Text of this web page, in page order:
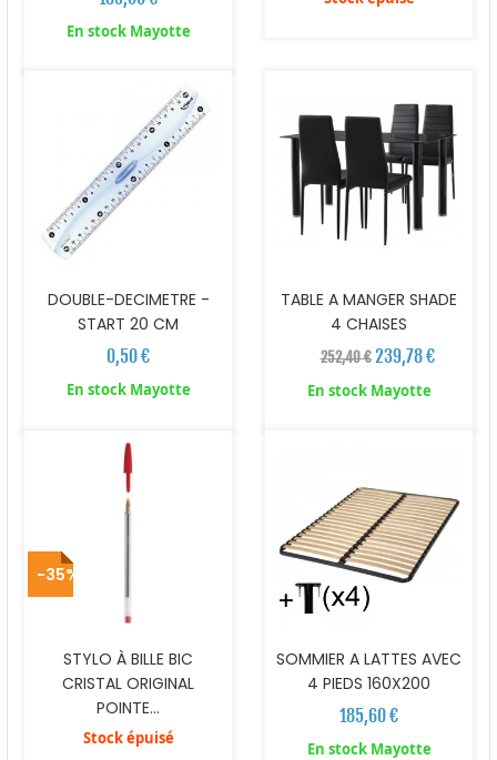
En stock Mayotte
DOUBLE-DECIMETRE -
START 20 CM
0,50 €
En stock Mayotte
TABLE A MANGER SHADE
4 CHAISES
252,40 € 239,78 €
En stock Mayotte
STYLO À BILLE BIC
CRISTAL ORIGINAL
POINTE...
Stock épuisé
SOMMIER A LATTES AVEC
4 PIEDS 160X200
185,60 €
En stock Mayotte
-35%